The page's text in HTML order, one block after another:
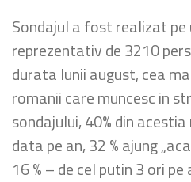
Sondajul a fost realizat pe
reprezentativ de 3210
durata lunii august, cea
romanii care muncesc in
sondajului, 40% din
data pe an, 32 % ajung
16 % – de cel putin 3 ori pe